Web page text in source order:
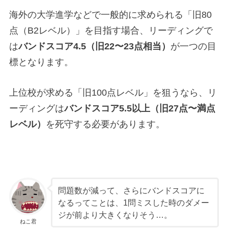
海外の大学進学などで一般的に求められる「旧80
点（B2レベル）」を目指す場合、リーディングで
はバンドスコア4.5（旧22〜23点相当） が一つの目
標となります。
上位校が求める「旧100点レベル」を狙うなら、リ
ーディングはバンドスコア5.5以上（旧27点〜満点
レベル） を死守する必要があります。
ねこ君
問題数が減って、さらにバンドスコアに
なるってことは、1問ミスした時のダメー
ジが前より大きくなりそう…。